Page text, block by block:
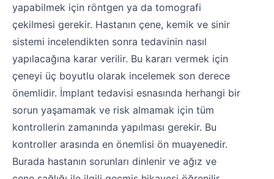
yapabilmek için röntgen ya da tomografi
çekilmesi gerekir. Hastanın çene, kemik ve sinir
sistemi incelendikten sonra tedavinin nasıl
yapılacağına karar verilir. Bu kararı vermek için
çeneyi üç boyutlu olarak incelemek son derece
önemlidir. İmplant tedavisi esnasında herhangi bir
sorun yaşamamak ve risk almamak için tüm
kontrollerin zamanında yapılması gerekir. Bu
kontroller arasında en önemlisi ön muayenedir.
Burada hastanın sorunları dinlenir ve ağız ve